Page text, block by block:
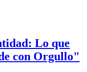
Lo que
con Orgullo"